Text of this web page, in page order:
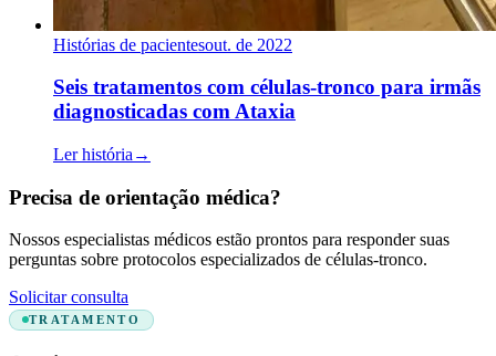
Histórias de pacientesout. de 2022
Seis tratamentos com células-tronco para irmãs
diagnosticadas com Ataxia
Ler história →
Precisa de orientação médica?
Nossos especialistas médicos estão prontos para responder suas
perguntas sobre protocolos especializados de células-tronco.
Solicitar consulta
TRATAMENTO